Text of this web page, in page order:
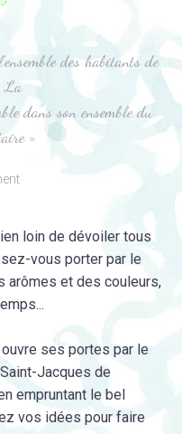
des habitants de
La
dans son ensemble du
»
loin de dévoiler tous
vous porter par le
arômes et des couleurs,
ses portes par le
Jacques de
empruntant le bel
vos idées pour faire